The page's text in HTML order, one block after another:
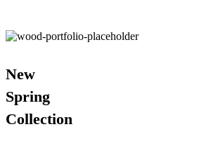
New
Spring
Collection